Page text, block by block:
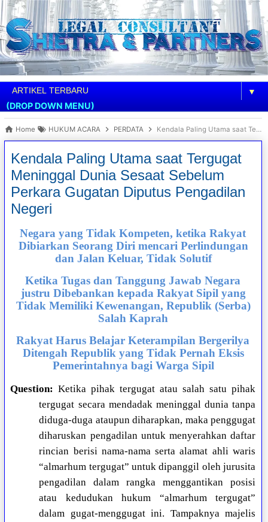
▼
(DROP DOWN MENU)
Home HUKUM ACARA PERDATA Kendala Paling Utama saat Tergugat Meninggal Dunia Sesaat Sebelum Perkara Gugatan Diputus Pengadilan Negeri
Kendala Paling Utama saat Tergugat
Meninggal Dunia Sesaat Sebelum
Perkara Gugatan Diputus Pengadilan
Negeri
Negara yang Tidak Kompeten, ketika Rakyat
Dibiarkan Seorang Diri mencari Perlindungan
dan Jalan Keluar, Tidak Solutif
Ketika Tugas dan Tanggung Jawab Negara
justru Dibebankan kepada Rakyat Sipil yang
Tidak Memiliki Kewenangan, Republik (Serba)
Salah Kaprah
Rakyat Harus Belajar Keterampilan Bergerilya
Ditengah Republik yang Tidak Pernah Eksis
Pemerintahnya bagi Warga Sipil
Question: Ketika pihak tergugat atau salah satu pihak
tergugat secara mendadak meninggal dunia tanpa
diduga-duga ataupun diharapkan, maka penggugat
diharuskan pengadilan untuk menyerahkan daftar
rincian berisi nama-nama serta alamat ahli waris
“almarhum tergugat” untuk dipanggil oleh jurusita
pengadilan dalam rangka menggantikan posisi
atau kedudukan hukum “almarhum tergugat”
dalam gugat-menggugat ini. Tampaknya majelis